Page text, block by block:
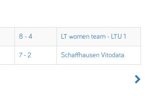
8 - 4 LT women team - LTU 1
7 - 2 Schaffhausen Vitodata